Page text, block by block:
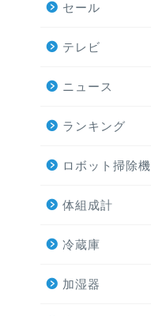
セール
テレビ
ニュース
ランキング
ロボット掃除機
体組成計
冷蔵庫
加湿器